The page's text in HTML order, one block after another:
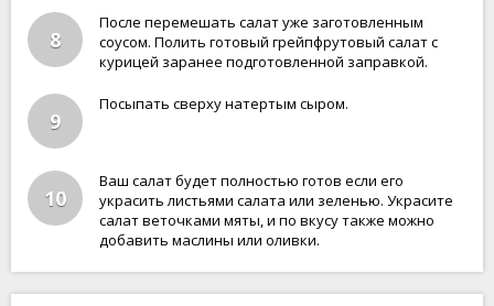
8
После перемешать салат уже заготовленным
соусом. Полить готовый грейпфрутовый салат с
курицей заранее подготовленной заправкой.
9
Посыпать сверху натертым сыром.
10
Ваш салат будет полностью готов если его
украсить листьями салата или зеленью. Украсите
салат веточками мяты, и по вкусу также можно
добавить маслины или оливки.